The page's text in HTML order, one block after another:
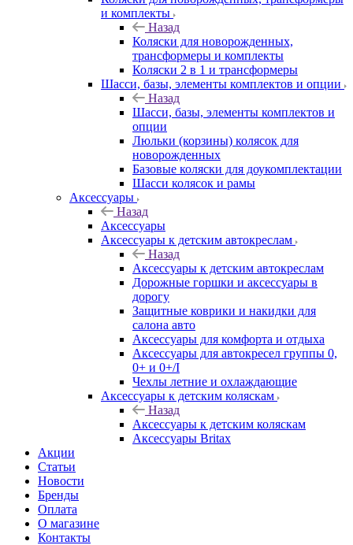
и комплекты
Назад
Коляски для новорожденных,
трансформеры и комплекты
Коляски 2 в 1 и трансформеры
Шасси, базы, элементы комплектов и опции
Назад
Шасси, базы, элементы комплектов и
опции
Люльки (корзины) колясок для
новорожденных
Базовые коляски для доукомплектации
Шасси колясок и рамы
Аксессуары
Назад
Аксессуары
Аксессуары к детским автокреслам
Назад
Аксессуары к детским автокреслам
Дорожные горшки и аксессуары в
дорогу
Защитные коврики и накидки для
салона авто
Аксессуары для комфорта и отдыха
Аксессуары для автокресел группы 0,
0+ и 0+/I
Чехлы летние и охлаждающие
Аксессуары к детским коляскам
Назад
Аксессуары к детским коляскам
Аксессуары Britax
Акции
Статьи
Новости
Бренды
Оплата
О магазине
Контакты